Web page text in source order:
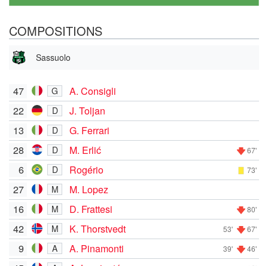
COMPOSITIONS
Sassuolo
47 G
A. Consigli
22
D
J. Toljan
13
D
G. Ferrari
28
D M. Erlić 67'
6 D Rogério 73'
27 M
M. Lopez
16
M D. Frattesi 80'
42 M K. Thorstvedt 53' 67'
9 A A. Pinamonti 39' 46'